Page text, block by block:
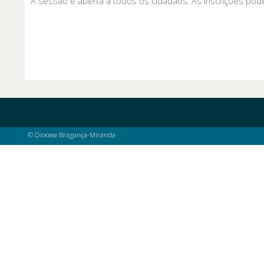
© Diocese Bragança-Miranda